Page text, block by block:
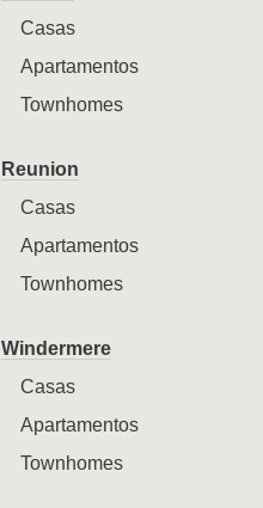
Casas
Apartamentos
Townhomes
Reunion
Casas
Apartamentos
Townhomes
Windermere
Casas
Apartamentos
Townhomes